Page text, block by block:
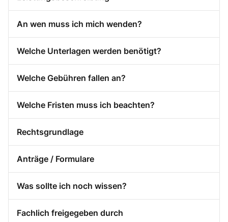
An wen muss ich mich wenden?
Welche Unterlagen werden benötigt?
Welche Gebühren fallen an?
Welche Fristen muss ich beachten?
Rechtsgrundlage
Anträge / Formulare
Was sollte ich noch wissen?
Fachlich freigegeben durch